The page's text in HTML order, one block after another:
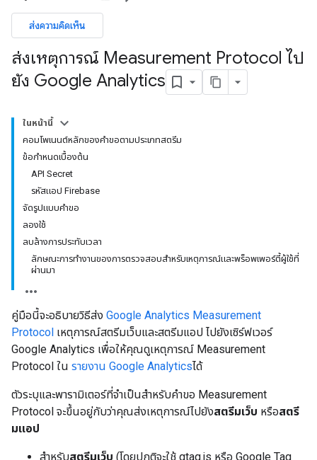
ส่งความคิดเห็น
ส่งเหตุการณ์ Measurement Protocol ไป
ยัง Google Analytics
ในหน้านี้
คอมโพเนนต์หลักของคําขอตามประเภทสตรีม
ข้อกำหนดเบื้องต้น
API Secret
รหัสแอป Firebase
จัดรูปแบบคำขอ
ลองใช้
ลบล้างการประทับเวลา
ลักษณะการทํางานของการตรวจสอบสําหรับเหตุการณ์และพร็อพเพอร์ตี้ผู้ใช้ที่
ผ่านมา
คู่มือนี้จะอธิบายวิธีส่ง Google Analytics Measurement
Protocol เหตุการณ์สตรีมเว็บและสตรีมแอป ไปยังเซิร์ฟเวอร์
Google Analytics เพื่อให้คุณดูเหตุการณ์ Measurement
Protocol ใน รายงาน Google Analyticsได้
ตัวระบุและพารามิเตอร์ที่จำเป็นสำหรับคำขอ Measurement
Protocol จะขึ้นอยู่กับว่าคุณส่งเหตุการณ์ไปยังสตรีมเว็บ หรือสตรี
มแอป
สําหรับสตรีมเว็บ (โดยปกติจะใช้ gtag.js หรือ Google Tag